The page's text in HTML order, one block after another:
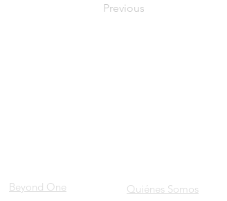
Previous
Beyond One Quiénes Somos